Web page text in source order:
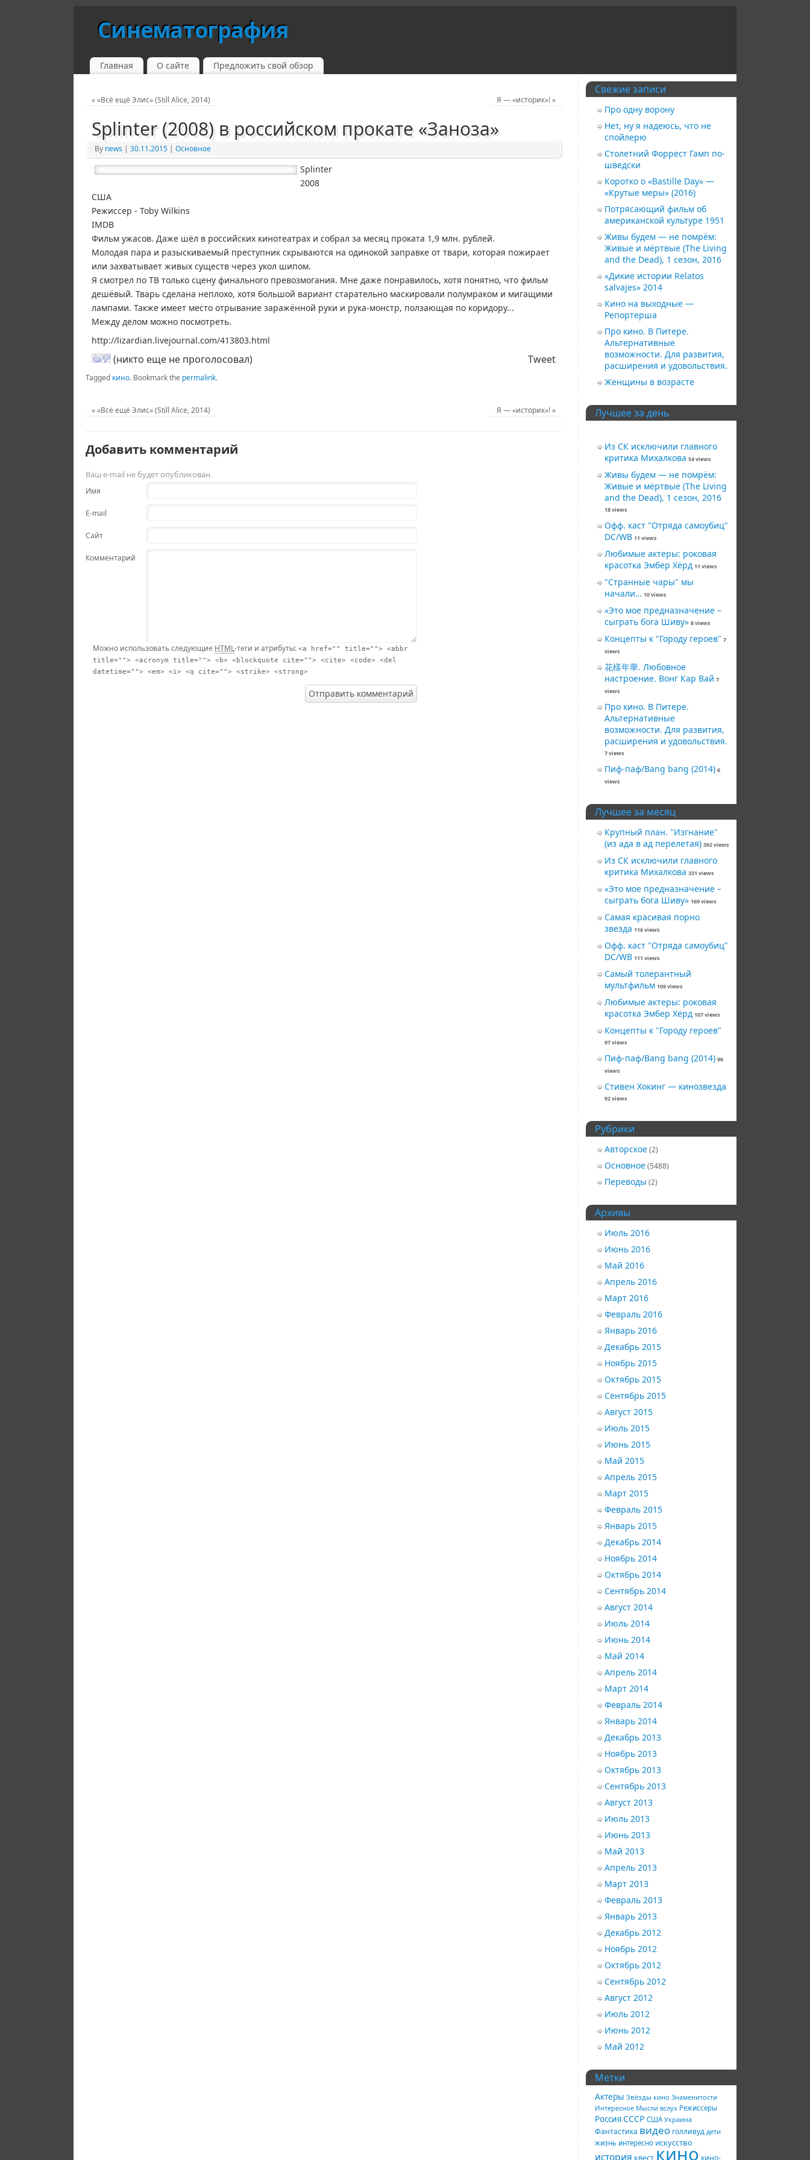
Синематография
Главная О сайте Предложить свой обзор
««Всё ещё Элис» (Still Alice, 2014) Я — «историк»!»
Splinter (2008) в российском прокате «Заноза»
By news | 30.11.2015 | Основное
Splinter
2008
США
Режиссер - Toby Wilkins
IMDB
Фильм ужасов. Даже шёл в российских кинотеатрах и собрал за месяц проката 1,9 млн. рублей.
Молодая пара и разыскиваемый преступник скрываются на одинокой заправке от твари, которая пожирает
или захватывает живых существ через укол шипом.
Я смотрел по ТВ только сцену финального превозмогания. Мне даже понравилось, хотя понятно, что фильм
дешёвый. Тварь сделана неплохо, хотя большой вариант старательно маскировали полумраком и мигащими
лампами. Также имеет место отрывание заражённой руки и рука-монстр, ползающая по коридору...
Между делом можно посмотреть.
http://lizardian.livejournal.com/413803.html
Tweet
(никто еще не проголосовал)
Tagged кино. Bookmark the permalink.
««Всё ещё Элис» (Still Alice, 2014) Я — «историк»!»
Добавить комментарий
Ваш e-mail не будет опубликован.
Имя
E-mail
Сайт
Комментарий
Можно использовать следующие HTML-теги и атрибуты: <a href="" title=""> <abbr
title=""> <acronym title=""> <b> <blockquote cite=""> <cite> <code> <del
datetime=""> <em> <i> <q cite=""> <strike> <strong>
Свежие записи
Про одну ворону
Нет, ну я надеюсь, что не
спойлерю
Столетний Форрест Гамп по-
шведски
Коротко о «Bastille Day» —
«Крутые меры» (2016)
Потрясающий фильм об
американской культуре 1951
Живы будем — не помрём:
Живые и мёртвые (The Living
and the Dead), 1 сезон, 2016
«Дикие истории Relatos
salvajes» 2014
Кино на выходные —
Репортерша
Про кино. В Питере.
Альтернативные
возможности. Для развития,
расширения и удовольствия.
Женщины в возрасте
Лучшее за день
Из СК исключили главного
критика Михалкова 54 views
Живы будем — не помрём:
Живые и мёртвые (The Living
and the Dead), 1 сезон, 2016
18 views
Офф. каст "Отряда самоубиц"
DC/WB 11 views
Любимые актеры: роковая
красотка Эмбер Хёрд 11 views
"Странные чары" мы
начали… 10 views
«Это мое предназначение –
сыграть бога Шиву» 8 views
Концепты к "Городу героев" 7
views
花樣年華. Любовное
настроение. Вонг Кар Вай 7
views
Про кино. В Питере.
Альтернативные
возможности. Для развития,
расширения и удовольствия.
7 views
Пиф-паф/Bang bang (2014) 6
views
Лучшее за месяц
Крупный план. "Изгнание"
(из ада в ад перелетая) 392 views
Из СК исключили главного
критика Михалкова 331 views
«Это мое предназначение –
сыграть бога Шиву» 169 views
Самая красивая порно
звезда 116 views
Офф. каст "Отряда самоубиц"
DC/WB 111 views
Самый толерантный
мультфильм 109 views
Любимые актеры: роковая
красотка Эмбер Хёрд 107 views
Концепты к "Городу героев"
97 views
Пиф-паф/Bang bang (2014) 96
views
Стивен Хокинг — кинозвезда
92 views
Рубрики
Авторское(2)
Основное(5488)
Переводы (2)
Архивы
Июль 2016
Июнь 2016
Май 2016
Апрель 2016
Март 2016
Февраль 2016
Январь 2016
Декабрь 2015
Ноябрь 2015
Октябрь 2015
Сентябрь 2015
Август 2015
Июль 2015
Июнь 2015
Май 2015
Апрель 2015
Март 2015
Февраль 2015
Январь 2015
Декабрь 2014
Ноябрь 2014
Октябрь 2014
Сентябрь 2014
Август 2014
Июль 2014
Июнь 2014
Май 2014
Апрель 2014
Март 2014
Февраль 2014
Январь 2014
Декабрь 2013
Ноябрь 2013
Октябрь 2013
Сентябрь 2013
Август 2013
Июль 2013
Июнь 2013
Май 2013
Апрель 2013
Март 2013
Февраль 2013
Январь 2013
Декабрь 2012
Ноябрь 2012
Октябрь 2012
Сентябрь 2012
Август 2012
Июль 2012
Июнь 2012
Май 2012
Метки
Актеры Звёзды кино Знаменитости
Интересное Мысли вслух Режиссеры
Россия СССР США Украина
Фантастика видео голливуд дети
жизнь интересно искусство
история квесткино кино-